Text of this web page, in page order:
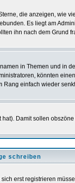
die anzeigen, wie
Es liegt am
ihn nach dem Grund
in Themen und in
könnten
Rang einfach wieder
Damit sollen
schreiben
erst registrieren